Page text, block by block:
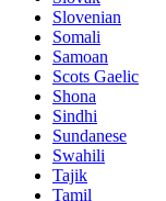
Slovenian
Somali
Samoan
Scots Gaelic
Shona
Sindhi
Sundanese
Swahili
Tajik
Tamil